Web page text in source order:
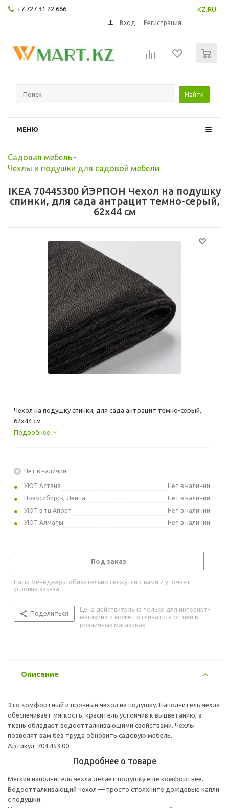
+7 727 31 22 666 KZ RU
Вход Регистрация
Найти
МЕНЮ
Садовая мебель -
Чехлы и подушки для садовой мебели
IKEA 70445300 ЙЭРПОН Чехол на подушку
спинки, для сада антрацит темно-серый,
62x44 см
Чехол на подушку спинки, для сада антрацит темно-серый,
62x44 см
Подробнее
Нет в наличии
УЮТ Астана
Нет в наличии
Новосибирск, Лента
Нет в наличии
УЮТ в тц Апорт
Нет в наличии
УЮТ Алматы
Нет в наличии
Под заказ
Наши менеджеры обязательно свяжутся с вами и уточнят
условия заказа
Поделиться
Цена действительна только для интернет-
магазина и может отличаться от цен в
розничных магазинах
Описание
Это комфортный и прочный чехол на подушку. Наполнитель чехла
обеспечивает мягкость, краситель устойчив к выцветанию, а
ткань обладает водоотталкивающими свойствами. Чехлы
позволят вам без труда обновить садовую мебель.
Артикул: 704.453.00
Подробнее о товаре
Мягкий наполнитель чехла делает подушку еще комфортнее.
Водоотталкивающий чехол — просто стряхните дождевые капли
с подушки.